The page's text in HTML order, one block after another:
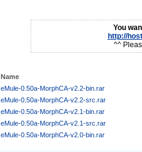
You
http://
^^
Name
eMule-0.50a-MorphCA-v2.2-bin.rar
eMule-0.50a-MorphCA-v2.2-src.rar
eMule-0.50a-MorphCA-v2.1-bin.rar
eMule-0.50a-MorphCA-v2.1-src.rar
eMule-0.50a-MorphCA-v2.0-bin.rar